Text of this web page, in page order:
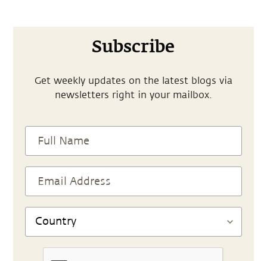
Subscribe
Get weekly updates on the latest blogs via
newsletters right in your mailbox.